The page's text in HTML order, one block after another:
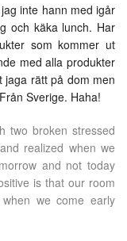
inte hann med igår
och käka lunch. Har
som kommer ut
med alla produkter
jaga rätt på dom men
Sverige. Haha!
two broken stressed
realized when we
and not today
is that our room
we come early